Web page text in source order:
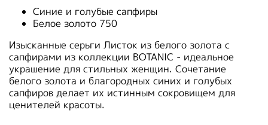
Синие и голубые сапфиры
Белое золото 750
Изысканные серьги Листок из белого золота с
сапфирами из коллекции BOTANIC - идеальное
украшение для стильных женщин. Сочетание
белого золота и благородных синих и голубых
сапфиров делает их истинным сокровищем для
ценителей красоты.